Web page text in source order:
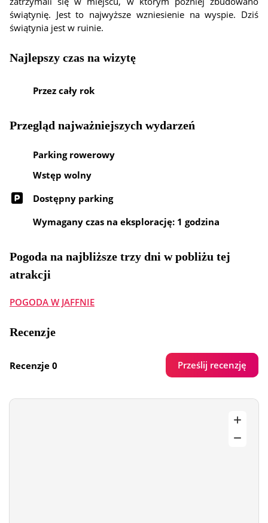
świątynię. Jest to najwyższe wzniesienie na wyspie. Dziś
świątynia jest w ruinie.
Najlepszy czas na wizytę
Przez cały rok
Przegląd najważniejszych wydarzeń
Parking rowerowy
Wstęp wolny
Dostępny parking
Wymagany czas na eksplorację: 1 godzina
Pogoda na najbliższe trzy dni w pobliżu tej
atrakcji
POGODA W JAFFNIE
Recenzje
Recenzje 0 Prześlij recenzję